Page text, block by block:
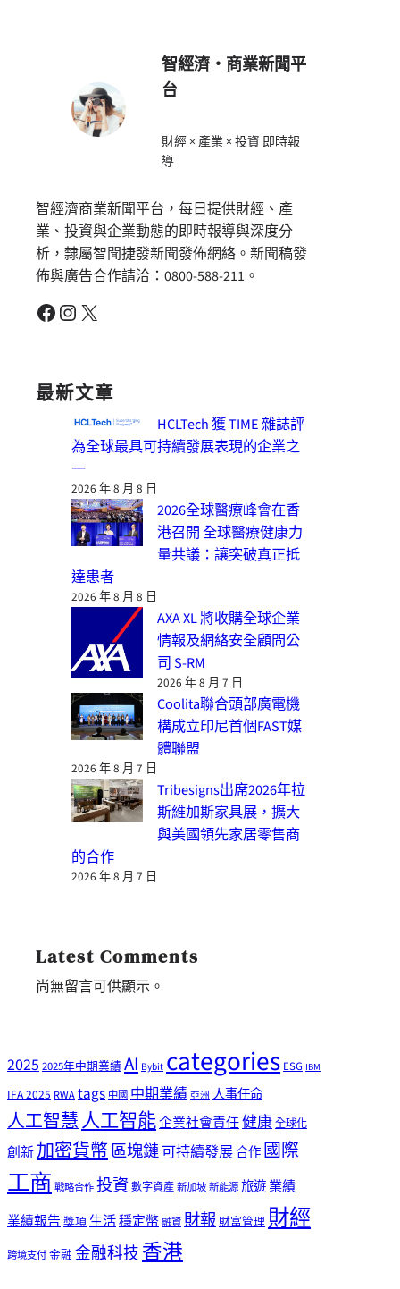
智經濟・商業新聞平
台
財經 × 產業 × 投資 即時報
導
智經濟商業新聞平台，每日提供財經、產
業、投資與企業動態的即時報導與深度分
析，隸屬智聞捷發新聞發佈網絡。新聞稿發
佈與廣告合作請洽：0800-588-211。
Facebook Instagram X
最新文章
HCLTech 獲 TIME 雜誌評
為全球最具可持續發展表現的企業之
一
2026 年 8 月 8 日
2026全球醫療峰會在香
港召開 全球醫療健康力
量共議：讓突破真正抵
達患者
2026 年 8 月 8 日
AXA XL 將收購全球企業
情報及網絡安全顧問公
司 S-RM
2026 年 8 月 7 日
Coolita聯合頭部廣電機
構成立印尼首個FAST媒
體聯盟
2026 年 8 月 7 日
Tribesigns出席2026年拉
斯維加斯家具展，擴大
與美國領先家居零售商
的合作
2026 年 8 月 7 日
Latest Comments
尚無留言可供顯示。
2025 2025年中期業績AI Bybitcategories ESG IBM
IFA 2025 RWAtags 中國 中期業績 亞洲 人事任命
人工智慧人工智能企業社會責任健康全球化
創新加密貨幣區塊鏈可持續發展合作國際
工商 戰略合作投資數字資產新加坡新能源旅遊業績
業績報告 獎項生活穩定幣融資 財報 財富管理 財經
跨境支付金融 金融科技 香港